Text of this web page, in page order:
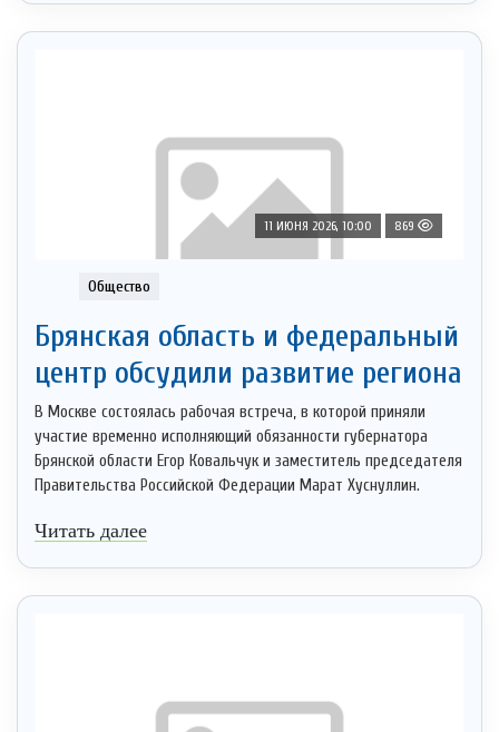
11 ИЮНЯ 2026, 10:00 869
Общество
Брянская область и федеральный
центр обсудили развитие региона
В Москве состоялась рабочая встреча, в которой приняли
участие временно исполняющий обязанности губернатора
Брянской области Егор Ковальчук и заместитель председателя
Правительства Российской Федерации Марат Хуснуллин.
Читать далее